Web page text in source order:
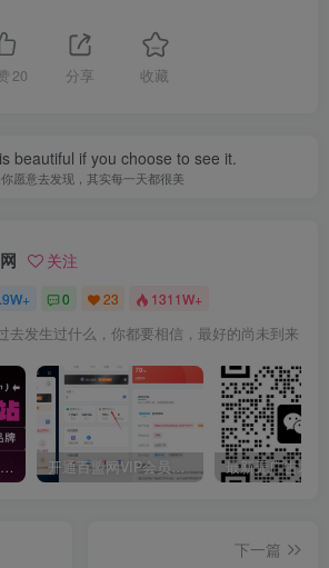
20 分享 收藏
beautiful if you choose to see it.
愿意去发现，其实每一天都很美
关注
0 23 1311W+
去发生过什么，你都要相信，最好的尚未到来
你还在到处找项目？还在当韭菜？我靠卖项目一个月收入5万+，曾经我也是个失败者。 开通百盟网VIP会员，尊享全站资源免费下载，享70%的推广提成！！【限时五折优惠】
下一篇